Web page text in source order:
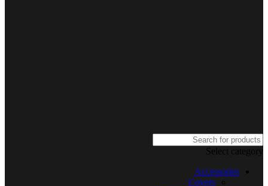
Select category
Accessories
Covers